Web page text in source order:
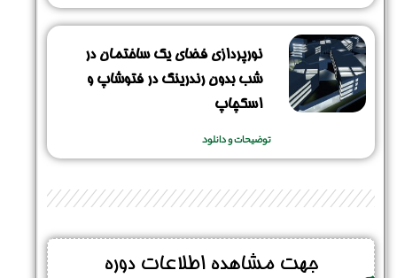
نورپردازی فضای یک ساختمان در
شب بدون رندرینگ در فتوشاپ و
اسکچاپ
توضیحات و دانلود
جهت مشاهده اطلاعات دوره
شماره واتس‌اپ : *